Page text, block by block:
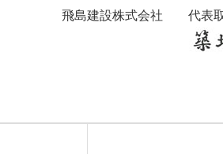
FUTURE
飛島建設株式会社 代表